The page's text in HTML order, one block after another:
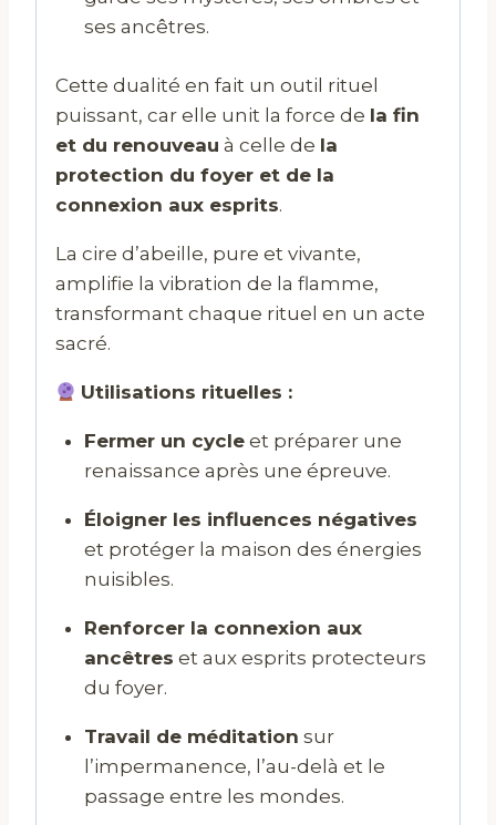
ses ancêtres.
Cette dualité en fait un outil rituel
puissant, car elle unit la force de la fin
et du renouveau à celle de la
protection du foyer et de la
connexion aux esprits.
La cire d’abeille, pure et vivante,
amplifie la vibration de la flamme,
transformant chaque rituel en un acte
sacré.
Utilisations rituelles :
Fermer un cycleet préparer une
renaissance après une épreuve.
Éloigner les influences négatives
et protéger la maison des énergies
nuisibles.
Renforcer la connexion aux
ancêtres et aux esprits protecteurs
du foyer.
Travail de méditation sur
l’impermanence, l’au-delà et le
passage entre les mondes.